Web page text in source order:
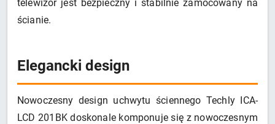
telewizor jest bezpieczny i stabilnie zamocowany na
ścianie.
Elegancki design
Nowoczesny design uchwytu ściennego Techly ICA-
LCD 201BK doskonale komponuje się z nowoczesnym